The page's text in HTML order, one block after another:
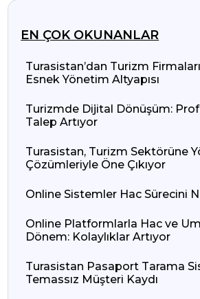
EN ÇOK OKUNANLAR
Turasistan’dan Turizm
Esnek Yönetim Altyapısı
Turizmde Dijital Dönüşüm:
Talep Artıyor
Turasistan, Turizm Sektörüne
Çözümleriyle Öne Çıkıyor
Online Sistemler Hac Sürecini
Online Platformlarla Hac ve
Dönem: Kolaylıklar Artıyor
Turasistan Pasaport Tarama
Temassız Müşteri Kaydı